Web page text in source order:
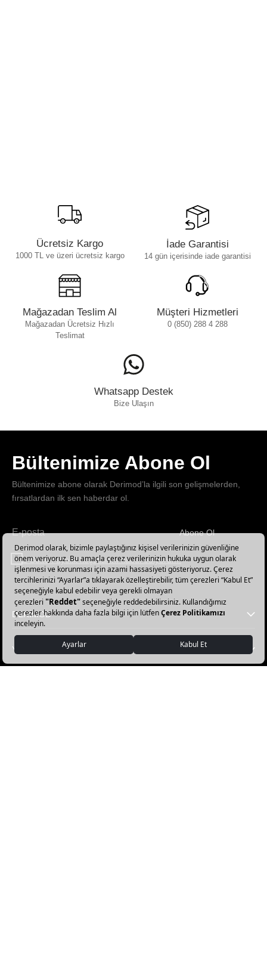
Ücretsiz Kargo
1000 TL ve üzeri ücretsiz kargo
İade Garantisi
14 gün içerisinde iade garantisi
Mağazadan Teslim Al
Mağazadan Ücretsiz Hızlı
Teslimat
Müşteri Hizmetleri
0 (850) 288 4 288
Whatsapp Destek
Bize Ulaşın
Bültenimize Abone Ol
Bültenimize abone olarak Derimod’la ilgili son gelişmelerden,
fırsatlardan ilk sen haberdar ol.
Haber
bültenimize
abone
olun!
Abone Ol
E-Bülten üyelik koşullarını kabul ediyorum.
DERİMOD
YARDIM